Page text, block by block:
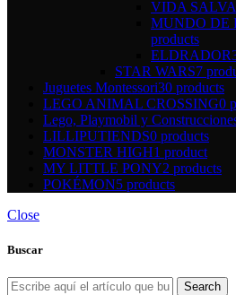
VIDA
MUNDO DE
products
ELDRADOR
STAR WARS7
Juguetes Montessori30 products
LEGO ANIMAL CROSSING0
Lego, Playmobil y
LILLIPUTIENDS0 products
MONSTER HIGH1 product
MY LITTLE PONY2 products
POKÉMON5 products
Close
Buscar
Search